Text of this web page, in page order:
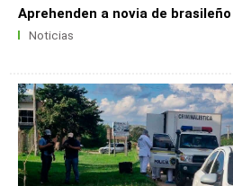
Aprehenden a novia de
Noticias